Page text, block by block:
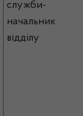
служби-
начальник
відділу